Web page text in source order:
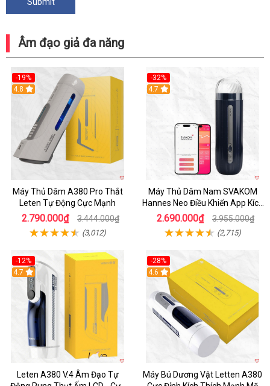
Âm đạo giả đa năng
-19%
Hot
4.8
Máy Thủ Dâm A380 Pro Thắt
Leten Tự Động Cực Mạnh
2.790.000₫ 3.444.000₫
(3,012)
-32%
Hot
4.7
Máy Thủ Dâm Nam SVAKOM
Hannes Neo Điều Khiển App Kích
Thích
2.690.000₫ 3.955.000₫
(2,715)
-12%
Hot
4.7
Leten A380 V.4 Âm Đạo Tự
-28%
Hot
4.6
Máy Bú Dương Vật Letten A380